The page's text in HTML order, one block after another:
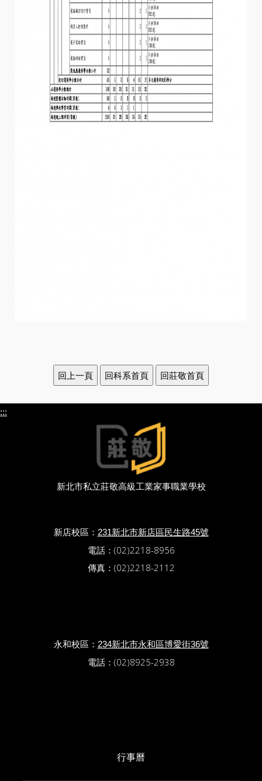
:::
新北市私立莊敬高級工業家事職業學校
新店校區： 231新北市新店區民生路45號
電話：(02)2218-8956
傳真：(02)2218-2112
永和校區： 234新北市永和區博愛街36號
電話：(02)8925-2938
行事曆